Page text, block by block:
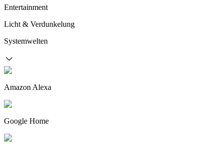
Entertainment
Licht & Verdunkelung
Systemwelten
Amazon Alexa
Google Home